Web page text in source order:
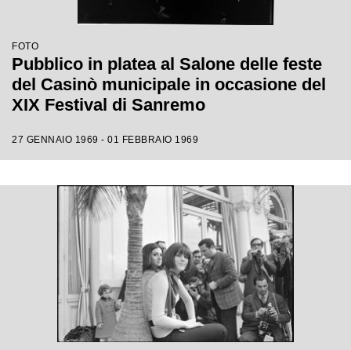
FOTO
Pubblico in platea al Salone delle feste
del Casinò municipale in occasione del
XIX Festival di Sanremo
27 GENNAIO 1969 - 01 FEBBRAIO 1969